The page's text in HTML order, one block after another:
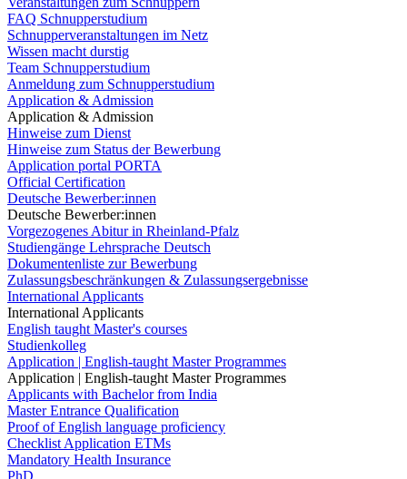
FAQ Schnupperstudium
Schnupperveranstaltungen im Netz
Wissen macht durstig
Team Schnupperstudium
Anmeldung zum Schnupperstudium
Application & Admission
Application & Admission
Hinweise zum Dienst
Hinweise zum Status der Bewerbung
Application portal PORTA
Official Certification
Deutsche Bewerber:innen
Deutsche Bewerber:innen
Vorgezogenes Abitur in Rheinland-Pfalz
Studiengänge Lehrsprache Deutsch
Dokumentenliste zur Bewerbung
Zulassungsbeschränkungen & Zulassungsergebnisse
International Applicants
International Applicants
English taught Master's courses
Studienkolleg
Application | English-taught Master Programmes
Application | English-taught Master Programmes
Applicants with Bachelor from India
Master Entrance Qualification
Proof of English language proficiency
Checklist Application ETMs
Mandatory Health Insurance
PhD